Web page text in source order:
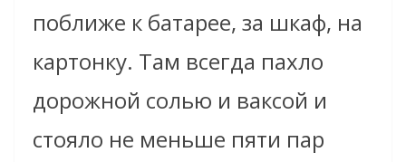
поближе к батарее, за шкаф, на
картонку. Там всегда пахло
дорожной солью и ваксой и
стояло не меньше пяти пар